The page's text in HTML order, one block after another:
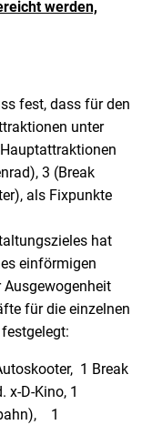
werden,
fest, dass für den
unter
3 (Break
als Fixpunkte
hat
einförmigen
Ausgewogenheit
für die einzelnen
festgelegt:
1 Break
D-Kino, 1
1